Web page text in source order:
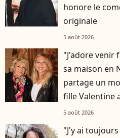
honore le
originale
5 août 2026
"J'adore venir
sa maison en
partage un
fille Valentine
5 août 2026
"J'y ai